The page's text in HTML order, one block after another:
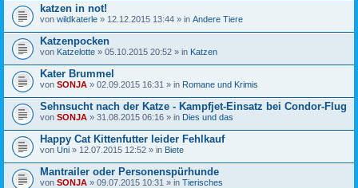
katzen in not!
von wildkaterle » 12.12.2015 13:44 » in Andere Tiere
Katzenpocken
von Katzelotte » 05.10.2015 20:52 » in Katzen
Kater Brummel
von SONJA » 02.09.2015 16:31 » in Romane und Krimis
Sehnsucht nach der Katze - Kampfjet-Einsatz bei Condor-Flug
von SONJA » 31.08.2015 06:16 » in Dies und das
Happy Cat Kittenfutter leider Fehlkauf
von Uni » 12.07.2015 12:52 » in Biete
Mantrailer oder Personenspürhunde
von SONJA » 09.07.2015 10:31 » in Tierisches